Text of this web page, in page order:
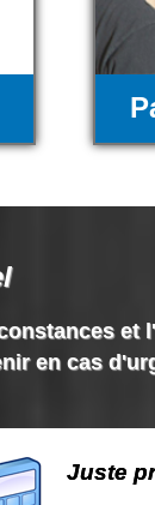
et
en cas
Juste